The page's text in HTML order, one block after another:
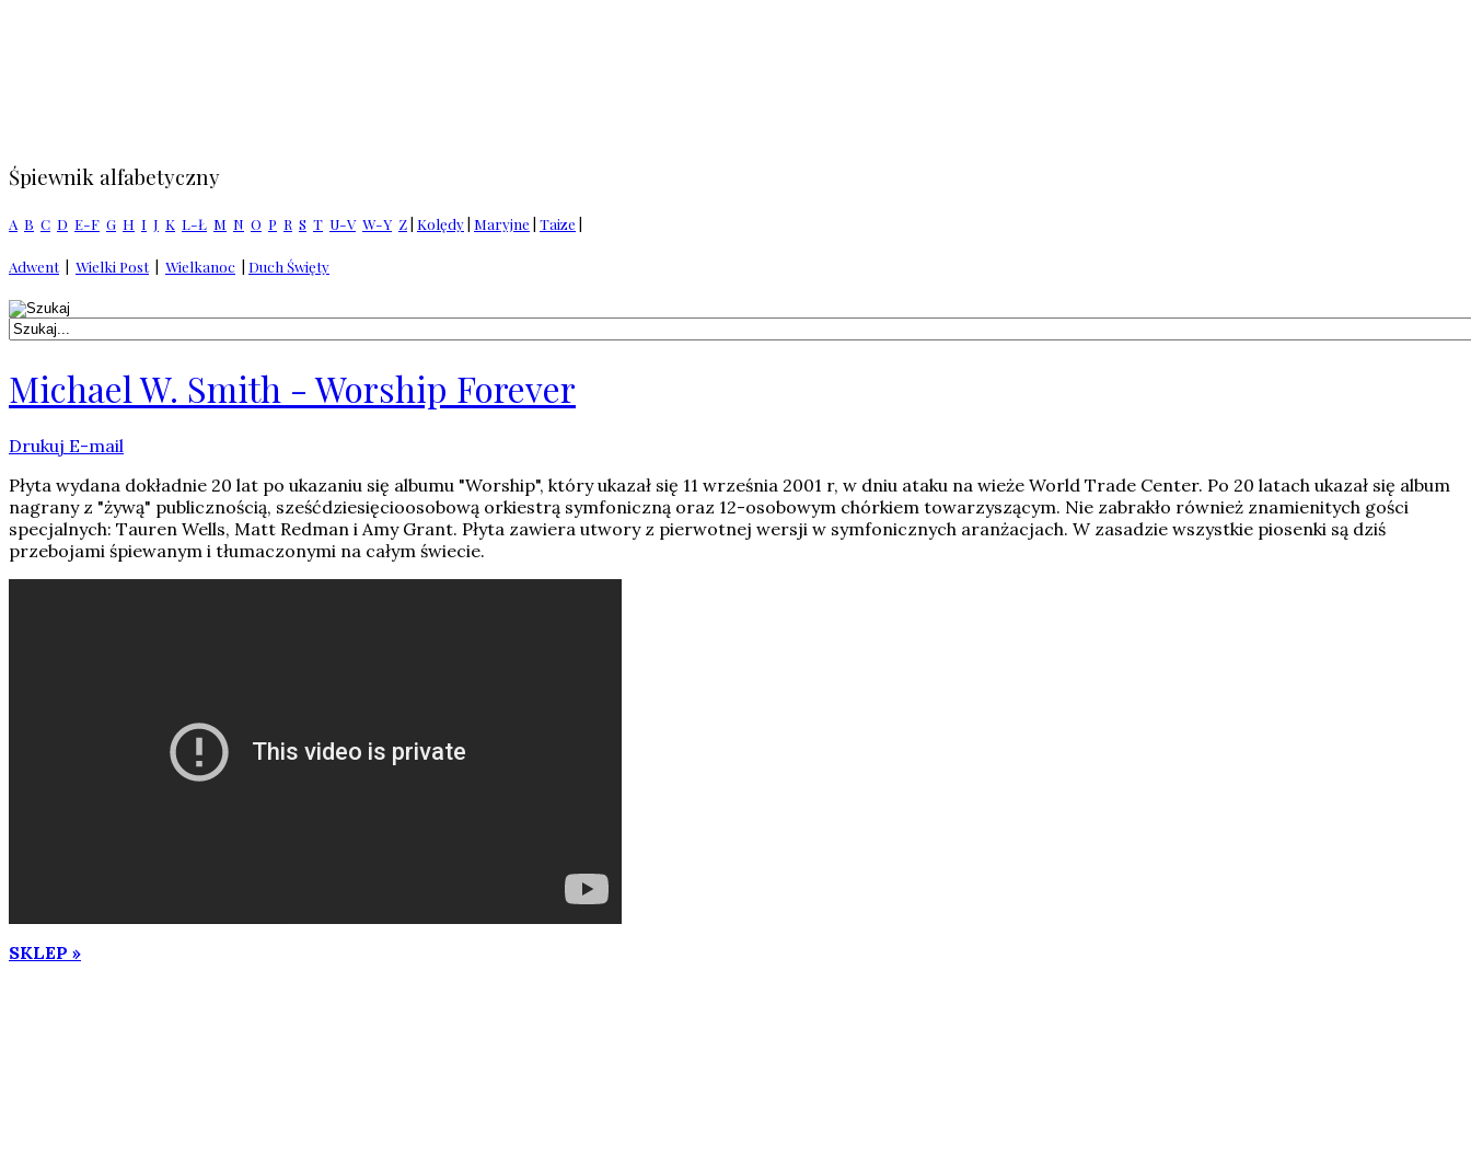
Śpiewnik alfabetyczny
A B C D E-F G H I J K L-Ł M N O P R S T U-V W-Y Z Kolędy Maryjne Taize
Adwent| Wielki Post| Wielkanoc Duch Święty
Michael W. Smith - Worship Forever
Drukuj E-mail
Płyta wydana dokładnie 20 lat po ukazaniu się albumu "Worship", który ukazał się 11 września 2001 r, w dniu ataku na wieże World Trade Center. Po 20 latach ukazał się album
nagrany z "żywą" publicznością, sześćdziesięcioosobową orkiestrą symfoniczną oraz 12-osobowym chórkiem towarzyszącym. Nie zabrakło również znamienitych gości
specjalnych: Tauren Wells, Matt Redman i Amy Grant. Płyta zawiera utwory z pierwotnej wersji w symfonicznych aranżacjach. W zasadzie wszystkie piosenki są dziś
przebojami śpiewanym i tłumaczonymi na całym świecie.
SKLEP »